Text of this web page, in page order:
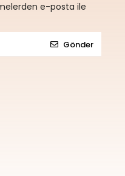
e-posta ile
Gönder